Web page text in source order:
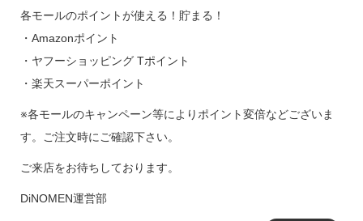
各モールのポイントが使える！貯まる！
・Amazonポイント
・ヤフーショッピング Tポイント
・楽天スーパーポイント
※各モールのキャンペーン等によりポイント変倍などございま
す。ご注文時にご確認下さい。
ご来店をお待ちしております。
DiNOMEN運営部